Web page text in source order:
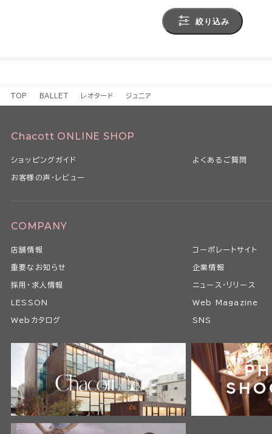
絞り込み
TOP BALLET レオタード ジュニア
Chacott ONLINE SHOP
ショッピングガイド よくあるご質問
お客様の声・レビュー
COMPANY
店舗情報 コーポレートサイト
重要なお知らせ 企業情報
採用・求人情報 ニュース・リリース
LESSON Web Magazine
Webカタログ SNS